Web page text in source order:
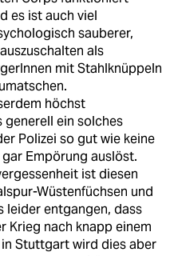
es ist auch viel
sauberer,
als
mit Stahlknüppeln
höchst
generell ein solches
Polizei so gut wie keine
Empörung auslöst.
ist diesen
Wüstenfüchsen und
leider entgangen, dass
Krieg nach knapp einem
Stuttgart wird dies aber